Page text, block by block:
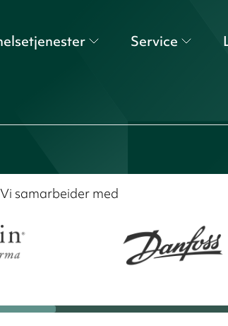
Service
Vi samarbeider med